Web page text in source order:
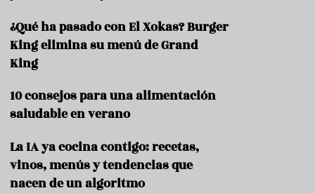
S
u
d
o
¿Qué ha pasado con El Xokas? Burger
King elimina su menú de Grand
King
10 consejos para una alimentación
saludable en verano
La IA ya cocina contigo: recetas,
vinos, menús y tendencias que
nacen de un algoritmo